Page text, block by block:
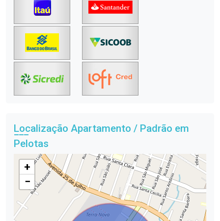
Localização Apartamento / Padrão em
Pelotas
+
−